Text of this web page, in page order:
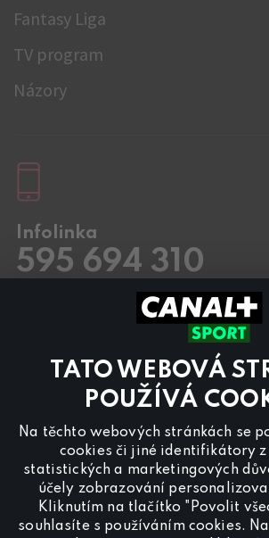
TATO WEBOVÁ
POUŽÍVÁ
Na těchto webových stránkách se
cookies či jiné identifikátory z
statistických a marketingových
účely zobrazování
Kliknutím na tlačítko "Povolit
souhlasíte s používáním cookies.
Fantasy Liga
TV program
Názory
Infolinka
595 694 310
8.00 – 20:00
8.00 – 18:00
inzerci na programu CANAL+ Sport
nás
kontaktujte nareklama@canalplus.cz
Naši redakci kontaktujete na
redakce@canalplus.cz